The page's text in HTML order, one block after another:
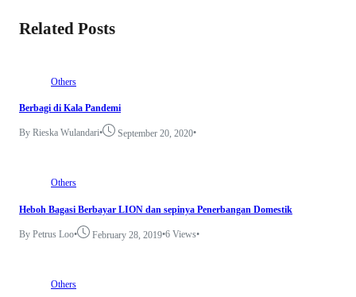
Related Posts
Others
Berbagi di Kala Pandemi
By Rieska Wulandari• September 20, 2020•
Others
Heboh Bagasi Berbayar LION dan sepinya Penerbangan Domestik
By Petrus Loo• February 28, 2019•6 Views•
Others